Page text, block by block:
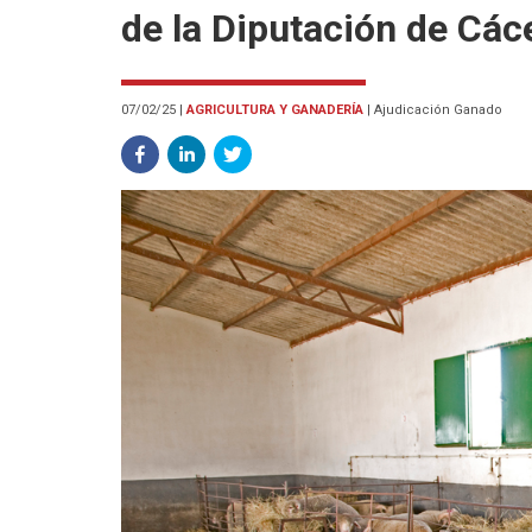
de la Diputación de
07/02/25 |AGRICULTURA Y GANADERÍA | Ajudicación Ganado